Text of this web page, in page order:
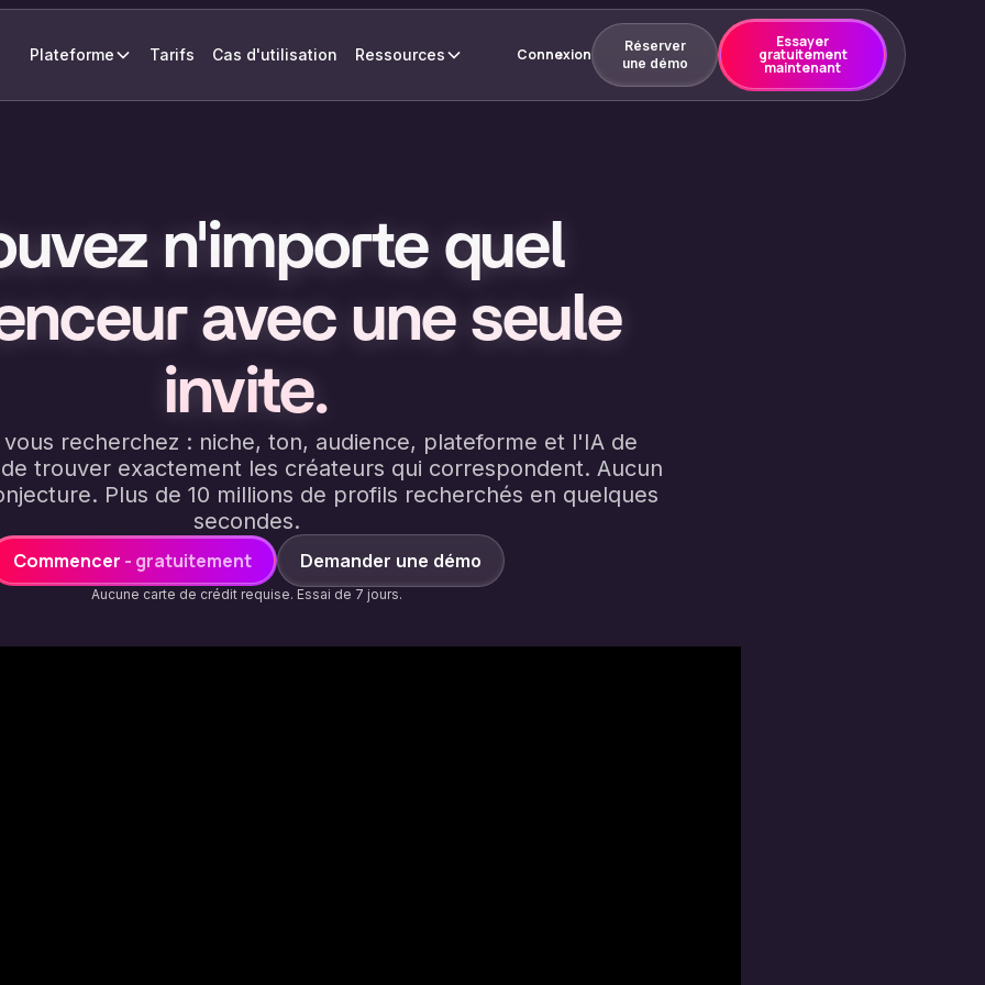
Plateforme Tarifs Cas d'utilisation Ressources Connexion
Réserver
une démo
Essayer
gratuitement
maintenant
n'importe quel
avec une seule
invite.
recherchez : niche, ton, audience, plateforme et l'IA de
trouver exactement les créateurs qui correspondent. Aucun
Plus de 10 millions de profils recherchés en quelques
secondes.
Commencer - gratuitement Demander une démo
Aucune carte de crédit requise. Essai de 7 jours.